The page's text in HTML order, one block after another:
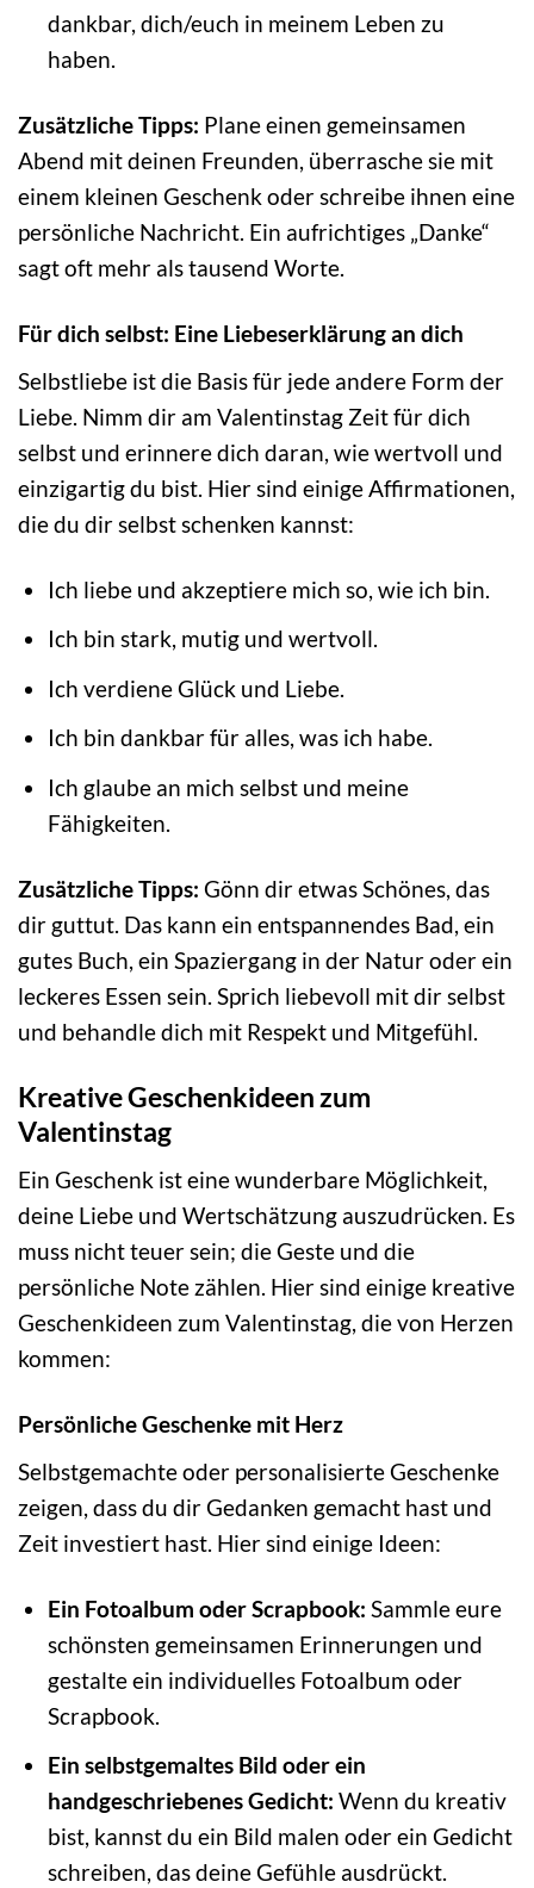
dankbar, dich/euch in meinem Leben zu
haben.
Zusätzliche Tipps: Plane einen gemeinsamen
Abend mit deinen Freunden, überrasche sie mit
einem kleinen Geschenk oder schreibe ihnen eine
persönliche Nachricht. Ein aufrichtiges „Danke“
sagt oft mehr als tausend Worte.
Für dich selbst: Eine Liebeserklärung an dich
Selbstliebe ist die Basis für jede andere Form der
Liebe. Nimm dir am Valentinstag Zeit für dich
selbst und erinnere dich daran, wie wertvoll und
einzigartig du bist. Hier sind einige Affirmationen,
die du dir selbst schenken kannst:
Ich liebe und akzeptiere mich so, wie ich bin.
Ich bin stark, mutig und wertvoll.
Ich verdiene Glück und Liebe.
Ich bin dankbar für alles, was ich habe.
Ich glaube an mich selbst und meine
Fähigkeiten.
Zusätzliche Tipps: Gönn dir etwas Schönes, das
dir guttut. Das kann ein entspannendes Bad, ein
gutes Buch, ein Spaziergang in der Natur oder ein
leckeres Essen sein. Sprich liebevoll mit dir selbst
und behandle dich mit Respekt und Mitgefühl.
Kreative Geschenkideen zum
Valentinstag
Ein Geschenk ist eine wunderbare Möglichkeit,
deine Liebe und Wertschätzung auszudrücken. Es
muss nicht teuer sein; die Geste und die
persönliche Note zählen. Hier sind einige kreative
Geschenkideen zum Valentinstag, die von Herzen
kommen:
Persönliche Geschenke mit Herz
Selbstgemachte oder personalisierte Geschenke
zeigen, dass du dir Gedanken gemacht hast und
Zeit investiert hast. Hier sind einige Ideen:
Ein Fotoalbum oder Scrapbook: Sammle eure
schönsten gemeinsamen Erinnerungen und
gestalte ein individuelles Fotoalbum oder
Scrapbook.
Ein selbstgemaltes Bild oder ein
handgeschriebenes Gedicht: Wenn du kreativ
bist, kannst du ein Bild malen oder ein Gedicht
schreiben, das deine Gefühle ausdrückt.